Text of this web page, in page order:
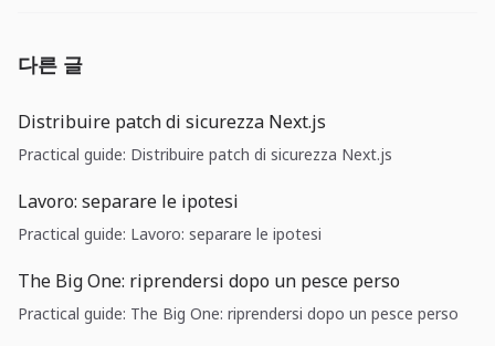
다른 글
Distribuire patch di sicurezza Next.js
Practical guide: Distribuire patch di sicurezza Next.js
Lavoro: separare le ipotesi
Practical guide: Lavoro: separare le ipotesi
The Big One: riprendersi dopo un pesce perso
Practical guide: The Big One: riprendersi dopo un pesce perso